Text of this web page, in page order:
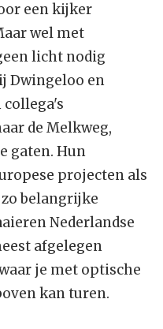
een kijker
wel met
licht nodig
Dwingeloo en
collega's
de Melkweg,
gaten. Hun
projecten als
belangrijke
Nederlandse
afgelegen
je met optische
kan turen.